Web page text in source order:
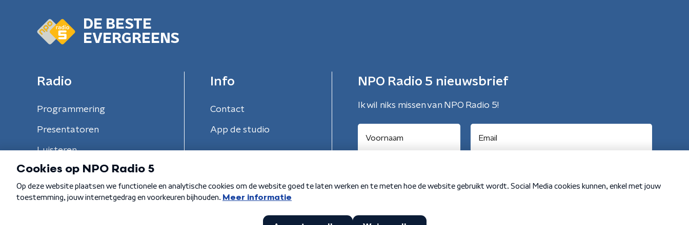
DE BESTE
EVERGREENS
Radio
Programmering
Presentatoren
Luisteren
Info
Contact
App de studio
NPO Radio 5 nieuwsbrief
Ik wil niks missen van NPO Radio 5!
Algemene voorwaarden Privacybeleid